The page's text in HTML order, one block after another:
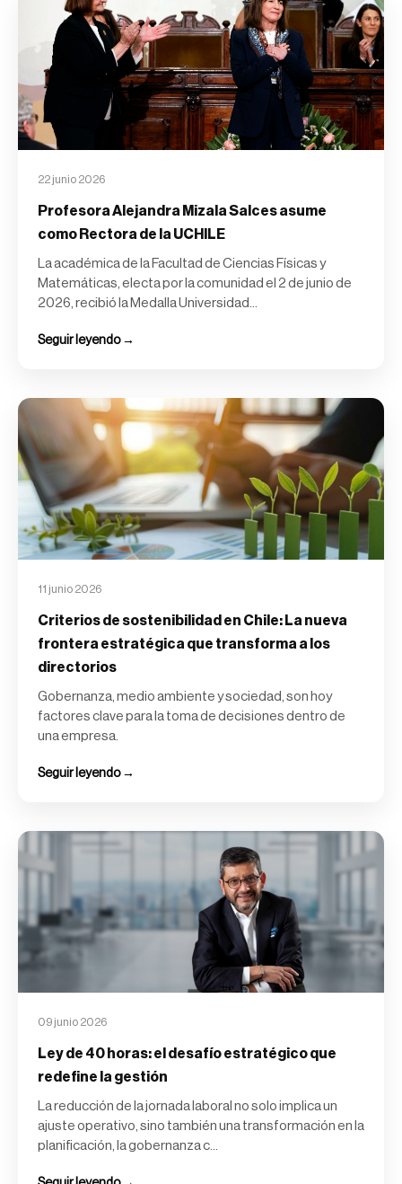
22 junio 2026
Profesora Alejandra Mizala Salces asume
como Rectora de la UCHILE
La académica de la Facultad de Ciencias Físicas y
Matemáticas, electa por la comunidad el 2 de junio de
2026, recibió la Medalla Universidad...
Seguir leyendo →
11 junio 2026
Criterios de sostenibilidad en Chile: La nueva
frontera estratégica que transforma a los
directorios
Gobernanza, medio ambiente y sociedad, son hoy
factores clave para la toma de decisiones dentro de
una empresa.
Seguir leyendo →
09 junio 2026
Ley de 40 horas: el desafío estratégico que
redefine la gestión
La reducción de la jornada laboral no solo implica un
ajuste operativo, sino también una transformación en la
planificación, la gobernanza c...